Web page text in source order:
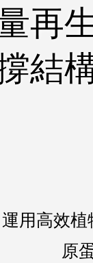
再
結
運用高效植
原